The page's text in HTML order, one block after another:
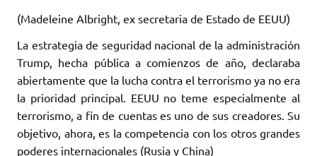
(Madeleine Albright, ex secretaria de Estado de EEUU)
La estrategia de seguridad nacional de la administración
Trump, hecha pública a comienzos de año, declaraba
abiertamente que la lucha contra el terrorismo ya no era
la prioridad principal. EEUU no teme especialmente al
terrorismo, a fin de cuentas es uno de sus creadores. Su
objetivo, ahora, es la competencia con los otros grandes
poderes internacionales (Rusia y China)